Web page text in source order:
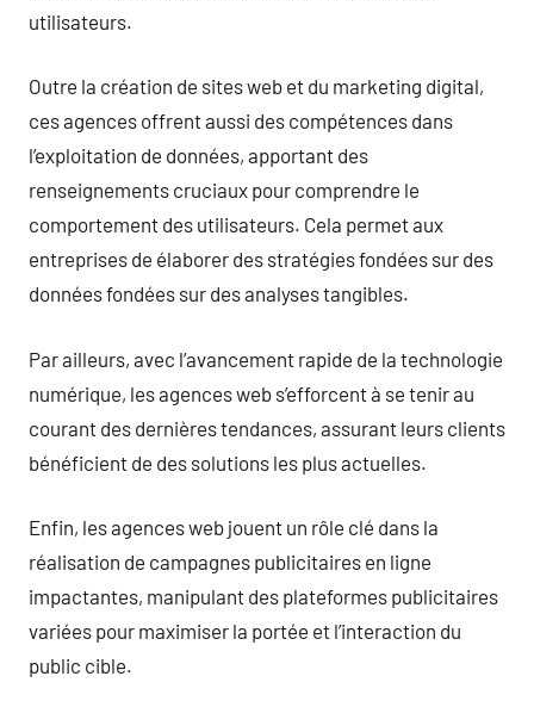
utilisateurs.
Outre la création de sites web et du marketing digital,
ces agences offrent aussi des compétences dans
l’exploitation de données, apportant des
renseignements cruciaux pour comprendre le
comportement des utilisateurs. Cela permet aux
entreprises de élaborer des stratégies fondées sur des
données fondées sur des analyses tangibles.
Par ailleurs, avec l’avancement rapide de la technologie
numérique, les agences web s’efforcent à se tenir au
courant des dernières tendances, assurant leurs clients
bénéficient de des solutions les plus actuelles.
Enfin, les agences web jouent un rôle clé dans la
réalisation de campagnes publicitaires en ligne
impactantes, manipulant des plateformes publicitaires
variées pour maximiser la portée et l’interaction du
public cible.